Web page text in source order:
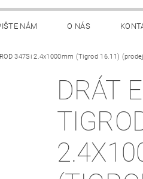
NÁM O NÁS
347Si 2.4x1000mm (Tigrod 16.11)
DRÁT